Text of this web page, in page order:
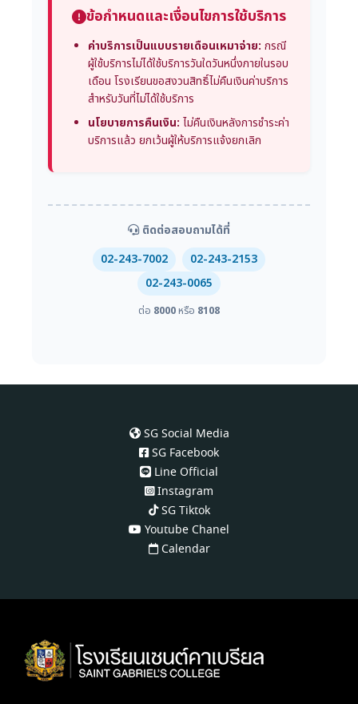
ข้อกำหนดและเงื่อนไขการใช้บริการ
ค่าบริการเป็นแบบรายเดือนเหมาจ่าย: กรณี
ผู้ใช้บริการไม่ได้ใช้บริการวันใดวันหนึ่งภายในรอบ
เดือน โรงเรียนขอสงวนสิทธิ์ไม่คืนเงินค่าบริการ
สำหรับวันที่ไม่ได้ใช้บริการ
นโยบายการคืนเงิน: ไม่คืนเงินหลังการชำระค่า
บริการแล้ว ยกเว้นผู้ให้บริการแจ้งยกเลิก
ติดต่อสอบถามได้ที่
02-243-7002
02-243-2153
02-243-0065
ต่อ 8000 หรือ 8108
SG Social Media
SG Facebook
Line Official
Instagram
SG Tiktok
Youtube Chanel
Calendar